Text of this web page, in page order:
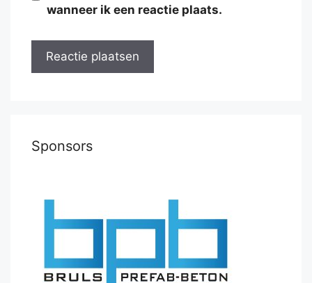
wanneer ik een reactie plaats.
Sponsors